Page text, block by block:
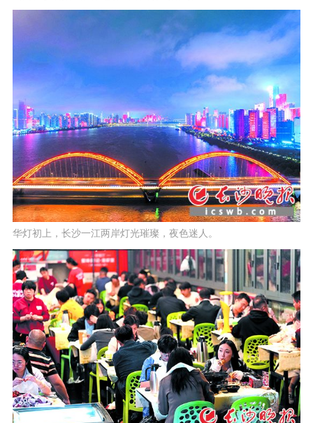
华灯初上，长沙一江两岸灯光璀璨，夜色迷人。